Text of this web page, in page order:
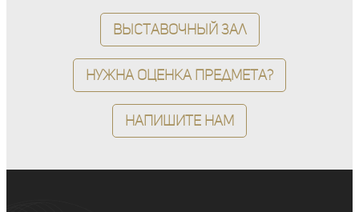
Выставочный зал
Нужна оценка предмета?
Напишите нам